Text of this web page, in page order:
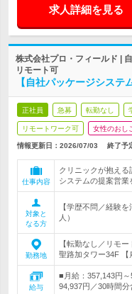
求人詳細を見る
株式会社プロ・フィールド |
リモート可
【自社パッケージシス
正社員 急募 転勤なし
リモートワーク可 女性のおし
情報更新日：2026/07/03 終了予
仕事内容
クリニックが抱え
システムの提案営業
対象と
なる方
【学歴不問／経験
人）
勤務地
【転勤なし／リモ
聖路加タワー34F 【
給与
■月給：357,143円
94,937円／30時間